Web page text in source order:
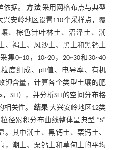
依据。 方法采用网格布点与典型
安岭地区设置110个采样点，覆
、棕色针叶林土、沼泽土、潮
、褐土、风沙土、黑土和黑钙土
集0~10，10~20，20~30和30~40
度组成、pH值、电导率、有机
钾含量，计算各个类型土壤的肥
，SFI），并分析SFI的空间分布格
相关性。结果 大兴安岭地区12类
径累积分布曲线整体呈典型 “S”
。其中潮土、黑钙土、栗钙土、
，潮土、栗钙土和草甸土的平均